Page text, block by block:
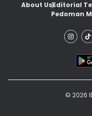
About UsEditorial
Pedoman
© 2026